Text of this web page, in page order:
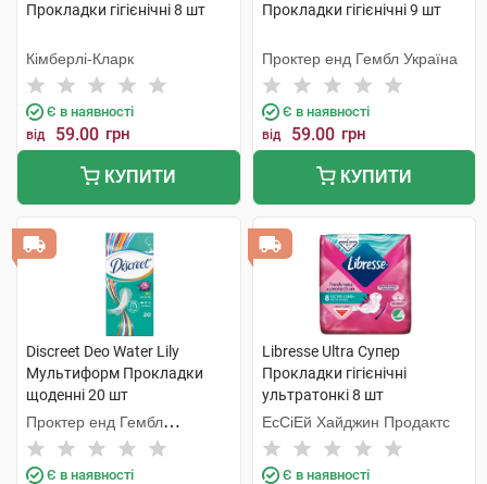
Прокладки гігієнічні 8 шт
Кімберлі-Кларк
Є в наявності
від 59.00 грн
КУПИТИ
Прокладки гігієнічні 9 шт
Проктер енд Гембл Україна
Є в наявності
від 59.00 грн
КУПИТИ
Discreet Deo Water Lily
Мультиформ Прокладки
щоденні 20 шт
Проктер енд Гембл
Мануфекчурінг
Є в наявності
Libresse Ultra Супер
Прокладки гігієнічні
ультратонкі 8 шт
ЕсСіЕй Хайджин Продактс
Є в наявності